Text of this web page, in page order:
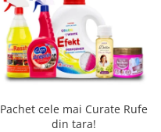
Pachet cele mai Curate Rufe
din tara!